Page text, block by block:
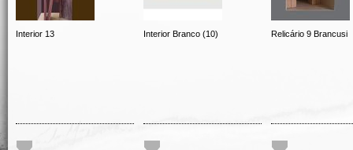
Interior 13 Interior Branco (10) Relicário 9 Brancusi